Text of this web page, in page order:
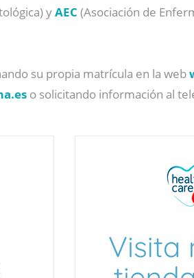
yAEC (Asociación de
su propia matrícula en la web
o solicitando información al